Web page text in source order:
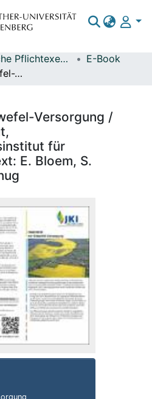
Elektronische Pflichtexemplare
E-Book
Diagnose der Schwefel-Versorgung / Julius Kühn-Institut, Bundesforschungsinstitut für Kulturpflanzen ; Text: E. Bloem, S. Haneklaus, E. Schnug
Versorgung /
für
E. Bloem, S.